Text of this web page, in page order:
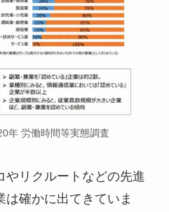
年 労働時間等実態調査
やリクルートなどの先進
確かに出てきていま